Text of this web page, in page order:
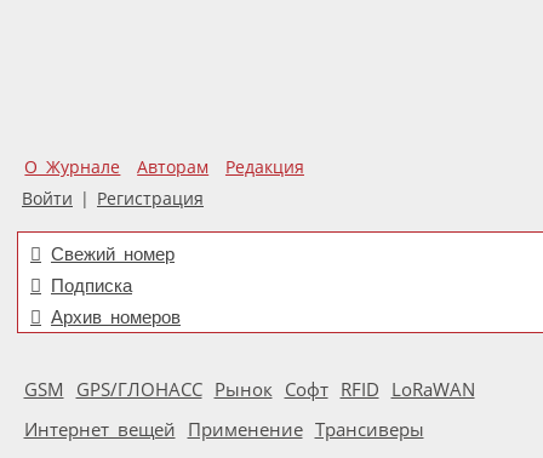
О Журнале Авторам
Редакция
Войти | Регистрация
Свежий номер
Подписка
Архив номеров
GSM GPS/ГЛОНАСС Рынок Софт RFID LoRaWAN
Интернет вещей Применение Трансиверы